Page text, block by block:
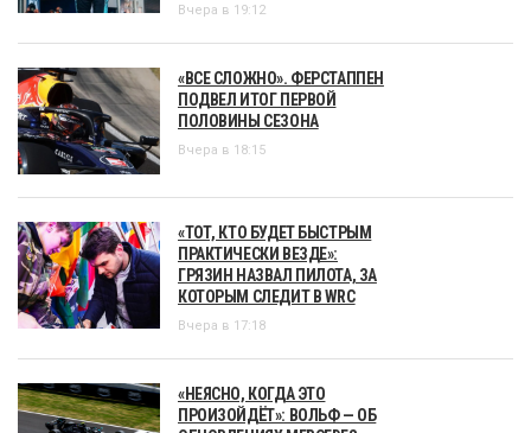
Вчера в 19:12
«ВСЕ СЛОЖНО». ФЕРСТАППЕН
ПОДВЕЛ ИТОГ ПЕРВОЙ
ПОЛОВИНЫ СЕЗОНА
Вчера в 18:15
«ТОТ, КТО БУДЕТ БЫСТРЫМ
ПРАКТИЧЕСКИ ВЕЗДЕ»:
ГРЯЗИН НАЗВАЛ ПИЛОТА, ЗА
КОТОРЫМ СЛЕДИТ В WRC
Вчера в 17:18
«НЕЯСНО, КОГДА ЭТО
ПРОИЗОЙДЁТ»: ВОЛЬФ — ОБ